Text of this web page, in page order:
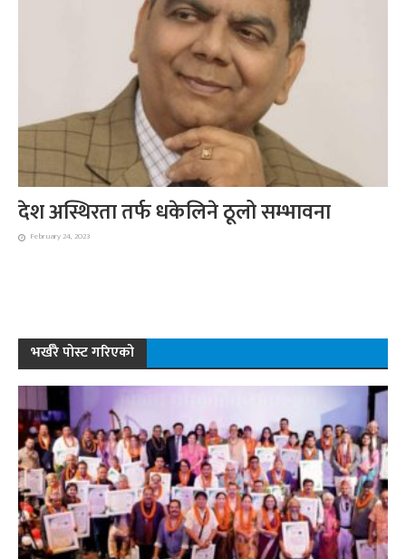
देश अस्थिरता तर्फ धकेलिने ठूलो सम्भावना
February 24, 2023
भर्खरै पोस्ट गरिएको